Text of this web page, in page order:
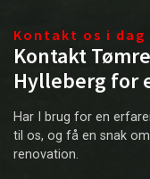
Kontakt os i dag
Kontakt
Hylleberg for
Har I brug for en
til os, og få en snak
renovation.